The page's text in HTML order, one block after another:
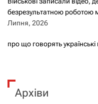
безрезультатною роботою
Липня, 2026
про що говорять українські
Архіви